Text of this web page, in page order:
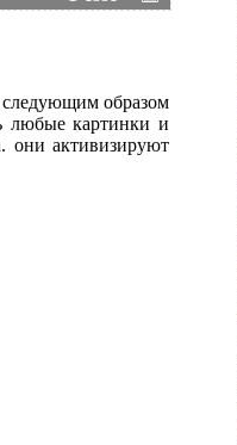
следующим образом
любые картинки и
они активизируют